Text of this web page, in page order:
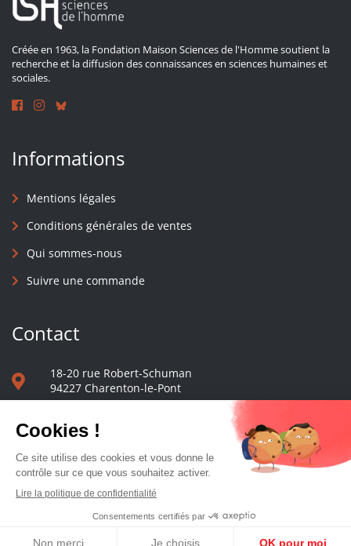
Créée en 1963, la Fondation Maison Sciences de l'Homme soutient la
recherche et la diffusion des connaissances en sciences humaines et
sociales.
Informations
Mentions légales
Conditions générales de ventes
Qui sommes-nous
Suivre une commande
Contact
18-20 rue Robert-Schuman
94227 Charenton-le-Pont